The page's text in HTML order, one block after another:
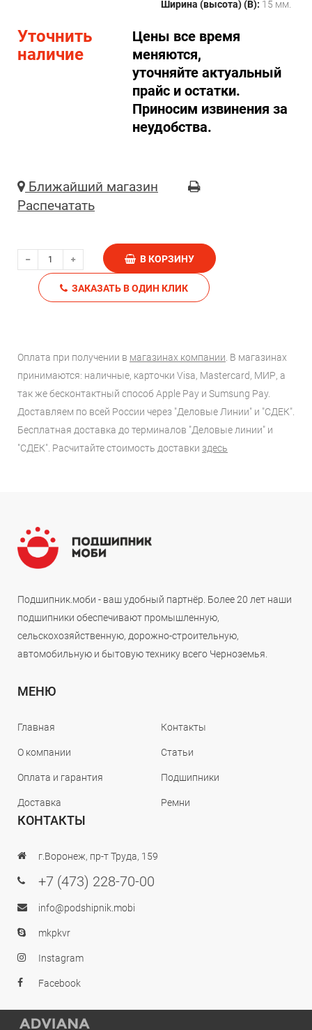
Ширина (высота) (B): 15 мм.
Уточнить
наличие
Цены все время
меняются,
уточняйте актуальный
прайс и остатки.
Приносим извинения за
неудобства.
Ближайший магазин
Распечатать
В КОРЗИНУ
ЗАКАЗАТЬ В ОДИН КЛИК
Оплата при получении в магазинах компании . В магазинах
принимаются: наличные, карточки Visa, Mastercard, МИР, а
так же бесконтактный способ Apple Pay и Sumsung Pay.
Доставляем по всей России через "Деловые Линии" и "СДЕК".
Бесплатная доставка до терминалов "Деловые линии" и
"СДЕК". Расчитайте стоимость доставки здесь
Подшипник.моби - ваш удобный партнёр. Более 20 лет наши
подшипники обеспечивают промышленную,
сельскохозяйственную, дорожно-строительную,
автомобильную и бытовую технику всего Черноземья.
МЕНЮ
Главная
О компании
Оплата и гарантия
Доставка
Контакты
Статьи
Подшипники
Ремни
КОНТАКТЫ
г.Воронеж, пр-т Труда, 159
+7 (473) 228-70-00
info@podshipnik.mobi
mkpkvr
Instagram
Facebook